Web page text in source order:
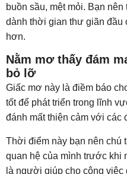
buồn sầu, mệt mỏi. Bạn
dành thời gian thư giãn đầu
hơn.
Nằm mơ thấy đám
bỏ lỡ
Giấc mơ này là điềm báo
tốt để phát triển trong lĩnh
đánh mất thiện cảm với các
Thời điểm này bạn nên chú
quan hệ của mình trước khi
là người giúp cho công